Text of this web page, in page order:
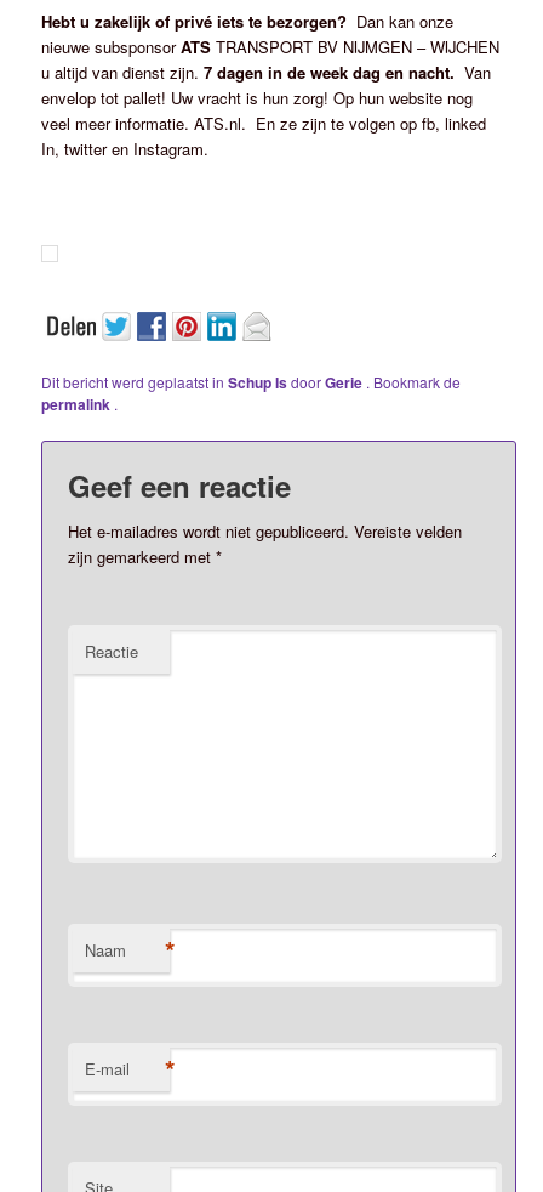
Hebt u zakelijk of privé iets te bezorgen? Dan kan onze
nieuwe subsponsorATSTRANSPORT BV NIJMGEN – WIJCHEN
u altijd van dienst zijn.7 dagen in de week dag en nacht. Van
envelop tot pallet! Uw vracht is hun zorg! Op hun website nog
veel meer informatie. ATS.nl. En ze zijn te volgen op fb, linked
In, twitter en Instagram.
Dit bericht werd geplaatst inSchup IsdoorGerie . Bookmark de
permalink .
Geef een reactie
Het e-mailadres wordt niet gepubliceerd. Vereiste velden
zijn gemarkeerd met*
Reactie
Naam *
E-mail *